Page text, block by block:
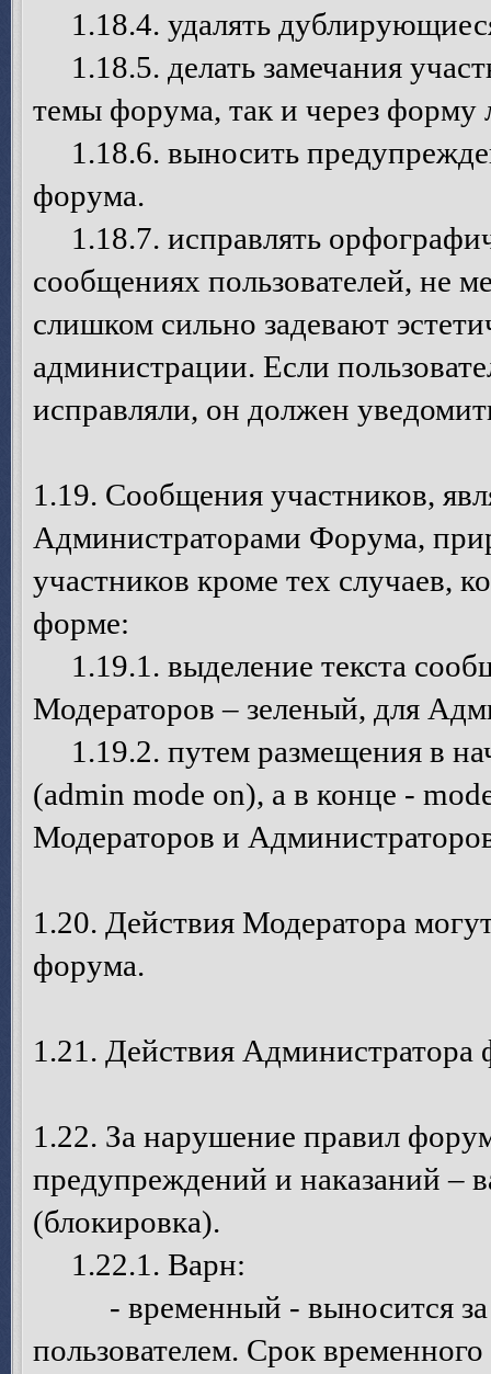
1.18.4. удалять
1.18.5. делать замечания
темы форума, так и через
1.18.6. выносить
форума.
1.18.7. исправлять
сообщениях пользователей, не
слишком сильно задевают
администрации. Если
исправляли, он должен
1.19. Сообщения участников,
Администраторами Форума,
участников кроме тех случаев,
форме:
1.19.1. выделение текста
Модераторов – зеленый, для
1.19.2. путем размещения в
(admin mode on), а в конце -
Модераторов и
1.20. Действия Модератора
форума.
1.21. Действия
1.22. За нарушение правил
предупреждений и наказаний –
(блокировка).
1.22.1. Варн:
- временный - выносится за
пользователем. Срок временного